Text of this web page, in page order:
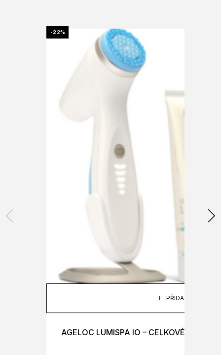
-22%
PŘIDAT DO
AGELOC LUMISPA IO – CELKOVÉ